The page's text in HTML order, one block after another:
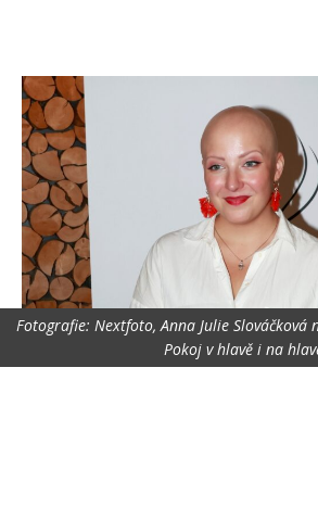
Fotografie: Nextfoto, Anna Julie Slováčková
Pokoj v hlavě i na